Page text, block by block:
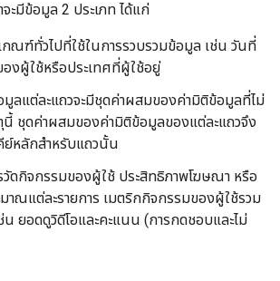
ะมีข้อมูล 2 ประเภท ได้แก่
กณฑ์ทั่วไปที่ใช้ในการรวบรวมข้อมูล เช่น วันที่
งผู้ใช้หรือประเทศที่ผู้ใช้อยู่
มูลแต่ละแถวจะมีชุดค่าผสมของค่ามิติข้อมูลที่ไม่
นี้ ชุดค่าผสมของค่ามิติข้อมูลของแต่ละแถวจึง
ย์หลักสําหรับแถวนั้น
วัดกิจกรรมของผู้ใช้ ประสิทธิภาพโฆษณา หรือ
มาณแต่ละรายการ เมตริกกิจกรรมของผู้ใช้รวม
น ยอดดูวิดีโอและคะแนน (การกดชอบและไม่